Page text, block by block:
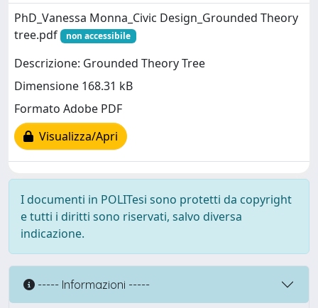
PhD_Vanessa Monna_Civic Design_Grounded Theory
tree.pdf
non accessibile
Descrizione: Grounded Theory Tree
Dimensione 168.31 kB
Formato Adobe PDF
Visualizza/Apri
I documenti in POLITesi sono protetti da copyright
e tutti i diritti sono riservati, salvo diversa
indicazione.
----- Informazioni -----